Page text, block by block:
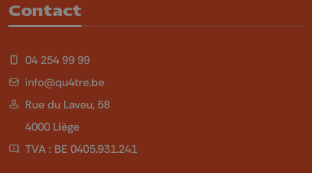
Contact
04 254 99 99
info@qu4tre.be
Rue du Laveu, 58
4000 Liège
TVA : BE 0405.931.241